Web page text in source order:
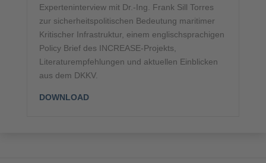
Experteninterview mit Dr.-Ing. Frank Sill Torres
zur sicherheitspolitischen Bedeutung maritimer
Kritischer Infrastruktur, einem englischsprachigen
Policy Brief des INCREASE-Projekts,
Literaturempfehlungen und aktuellen Einblicken
aus dem DKKV.
DOWNLOAD